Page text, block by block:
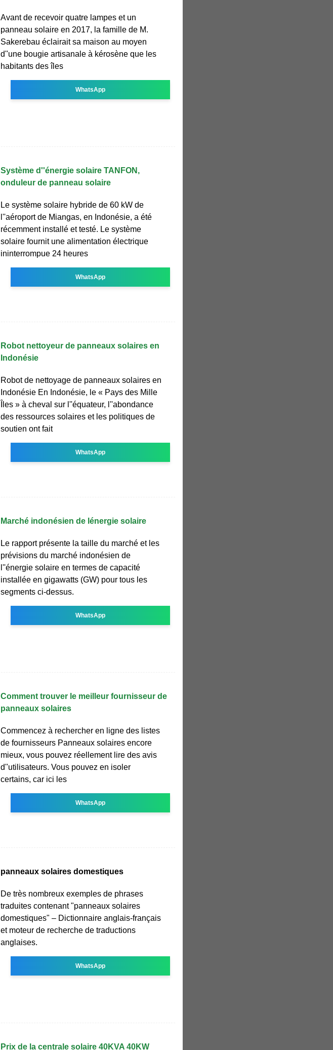
Avant de recevoir quatre lampes et un
panneau solaire en 2017, la famille de M.
Sakerebau éclairait sa maison au moyen
d''une bougie artisanale à kérosène que les
habitants des îles
WhatsApp
Système d''énergie solaire TANFON,
onduleur de panneau solaire
Le système solaire hybride de 60 kW de
l''aéroport de Miangas, en Indonésie, a été
récemment installé et testé. Le système
solaire fournit une alimentation électrique
ininterrompue 24 heures
WhatsApp
Robot nettoyeur de panneaux solaires en
Indonésie
Robot de nettoyage de panneaux solaires en
Indonésie En Indonésie, le « Pays des Mille
Îles » à cheval sur l''équateur, l''abondance
des ressources solaires et les politiques de
soutien ont fait
WhatsApp
Marché indonésien de lénergie solaire
Le rapport présente la taille du marché et les
prévisions du marché indonésien de
l''énergie solaire en termes de capacité
installée en gigawatts (GW) pour tous les
segments ci-dessus.
WhatsApp
Comment trouver le meilleur fournisseur de
panneaux solaires
Commencez à rechercher en ligne des listes
de fournisseurs Panneaux solaires encore
mieux, vous pouvez réellement lire des avis
d''utilisateurs. Vous pouvez en isoler
certains, car ici les
WhatsApp
panneaux solaires domestiques
De très nombreux exemples de phrases
traduites contenant "panneaux solaires
domestiques" – Dictionnaire anglais-français
et moteur de recherche de traductions
anglaises.
WhatsApp
Prix de la centrale solaire 40KVA 40KW